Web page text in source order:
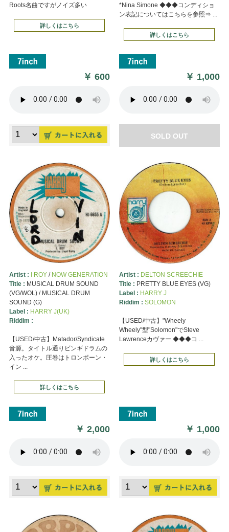
Roots名曲ですがノイズ多い
詳しくはこちら
￥600
*Nina Simone ◆◆◆コンディショ
ン表記についてはこちらを参照⇒ ...
詳しくはこちら
￥ 1,000
SOLD OUT
Artist : I ROY/ NOW GENERATION
Title : MUSICAL DRUM SOUND
(VG/WOL) / MUSICAL DRUM
SOUND (G)
Label : HARRY J(UK)
Riddim :
【USED/中古】Matador/Syndicate
音源。タイトル通りビンギドラムの
入ったオケ。圧巻はトロンボーン・
イン ...
詳しくはこちら
￥2,000
Artist : DELTON SCREECHIE
Title : PRETTY BLUE EYES (VG)
Label : HARRY J
Riddim : SOLOMON
【USED/中古】"Wheely
Wheely"型"Solomon"でSteve
Lawrenceカヴァー ◆◆◆コ ...
詳しくはこちら
￥ 1,000